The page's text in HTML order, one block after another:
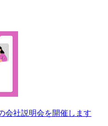
会社説明会を開催します